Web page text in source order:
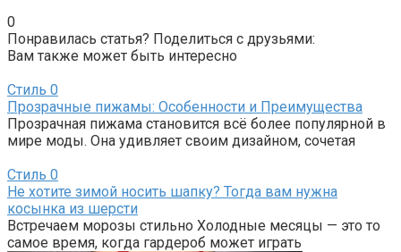
0
Понравилась статья? Поделиться с друзьями:
Вам также может быть интересно
Стиль 0
Прозрачные пижамы: Особенности и Преимущества
Прозрачная пижама становится всё более популярной в
мире моды. Она удивляет своим дизайном, сочетая
Стиль 0
Не хотите зимой носить шапку? Тогда вам нужна
косынка из шерсти
Встречаем морозы стильно Холодные месяцы — это то
самое время, когда гардероб может играть